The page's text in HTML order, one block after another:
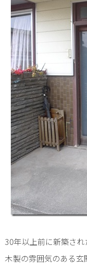
30年以上前に新築され
木製の雰囲気のある